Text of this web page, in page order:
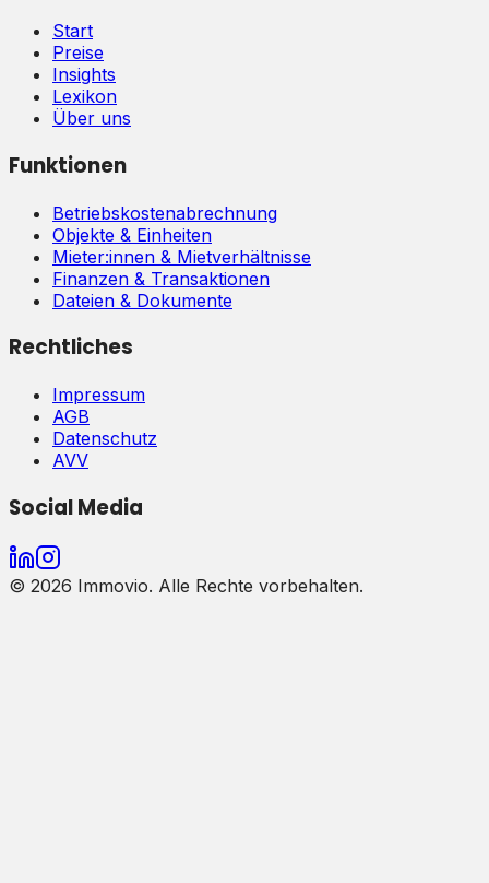
Start
Preise
Insights
Lexikon
Über uns
Funktionen
Betriebskostenabrechnung
Objekte & Einheiten
Mieter:innen & Mietverhältnisse
Finanzen & Transaktionen
Dateien & Dokumente
Rechtliches
Impressum
AGB
Datenschutz
AVV
Social Media
© 2026 Immovio. Alle Rechte vorbehalten.